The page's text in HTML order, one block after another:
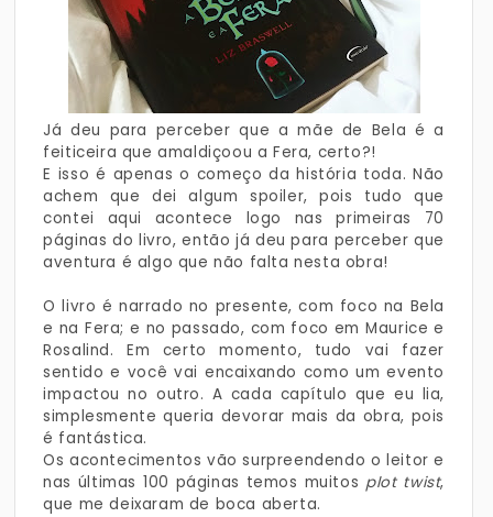
Já deu para perceber que a mãe de Bela é a
feiticeira que amaldiçoou a Fera, certo?!
E isso é apenas o começo da história toda. Não
achem que dei algum spoiler, pois tudo que
contei aqui acontece logo nas primeiras 70
páginas do livro, então já deu para perceber que
aventura é algo que não falta nesta obra!
O livro é narrado no presente, com foco na Bela
e na Fera; e no passado, com foco em Maurice e
Rosalind. Em certo momento, tudo vai fazer
sentido e você vai encaixando como um evento
impactou no outro. A cada capítulo que eu lia,
simplesmente queria devorar mais da obra, pois
é fantástica.
Os acontecimentos vão surpreendendo o leitor e
nas últimas 100 páginas temos muitos plot twist,
que me deixaram de boca aberta.